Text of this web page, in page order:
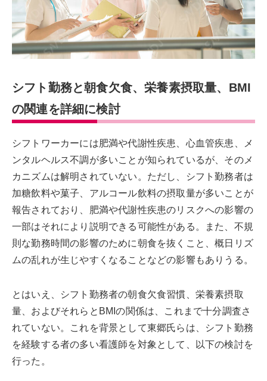
シフト勤務と朝食欠食、栄養素摂取量、BMI
の関連を詳細に検討
シフトワーカーには肥満や代謝性疾患、心血管疾患、メ
ンタルヘルス不調が多いことが知られているが、そのメ
カニズムは解明されていない。ただし、シフト勤務者は
加糖飲料や菓子、アルコール飲料の摂取量が多いことが
報告されており、肥満や代謝性疾患のリスクへの影響の
一部はそれにより説明できる可能性がある。また、不規
則な勤務時間の影響のために朝食を抜くこと、概日リズ
ムの乱れが生じやすくなることなどの影響もありうる。
とはいえ、シフト勤務者の朝食欠食習慣、栄養素摂取
量、およびそれらとBMIの関係は、これまで十分調査さ
れていない。これを背景として東郷氏らは、シフト勤務
を経験する者の多い看護師を対象として、以下の検討を
行った。